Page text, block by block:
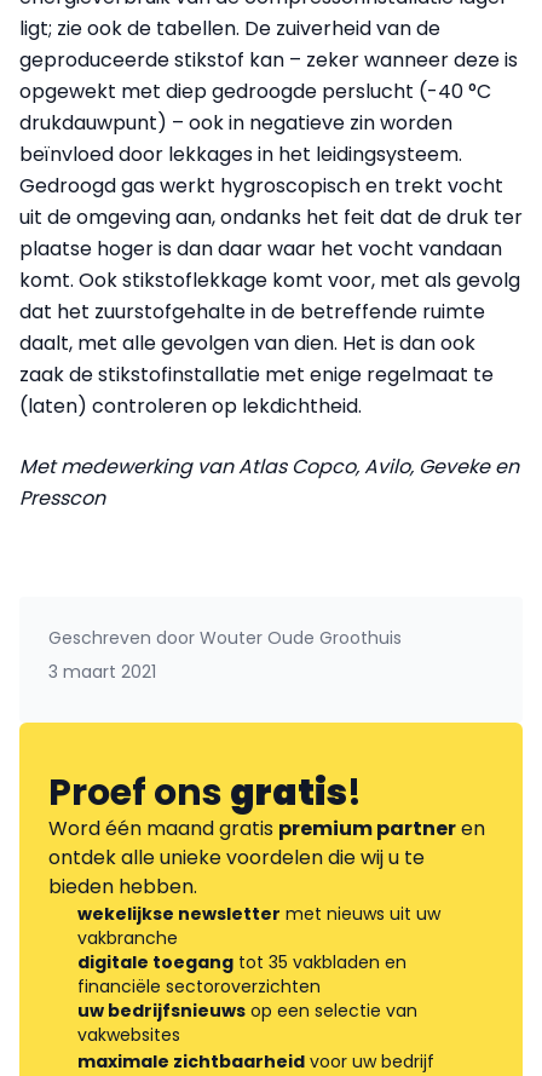
ligt; zie ook de tabellen. De zuiverheid van de
geproduceerde stikstof kan – zeker wanneer deze is
opgewekt met diep gedroogde perslucht (-40 °C
drukdauwpunt) – ook in negatieve zin worden
beïnvloed door lekkages in het leidingsysteem.
Gedroogd gas werkt hygroscopisch en trekt vocht
uit de omgeving aan, ondanks het feit dat de druk ter
plaatse hoger is dan daar waar het vocht vandaan
komt. Ook stikstoflekkage komt voor, met als gevolg
dat het zuurstofgehalte in de betreffende ruimte
daalt, met alle gevolgen van dien. Het is dan ook
zaak de stikstofinstallatie met enige regelmaat te
(laten) controleren op lekdichtheid.
Met medewerking van Atlas Copco, Avilo, Geveke en
Presscon
Geschreven door Wouter Oude Groothuis
3 maart 2021
Proef onsgratis!
Word één maand gratis premium partneren
ontdek alle unieke voordelen die wij u te
bieden hebben.
wekelijkse newsletter met nieuws uit uw
vakbranche
digitale toegang tot 35 vakbladen en
financiële sectoroverzichten
uw bedrijfsnieuws op een selectie van
vakwebsites
maximale zichtbaarheid voor uw bedrijf